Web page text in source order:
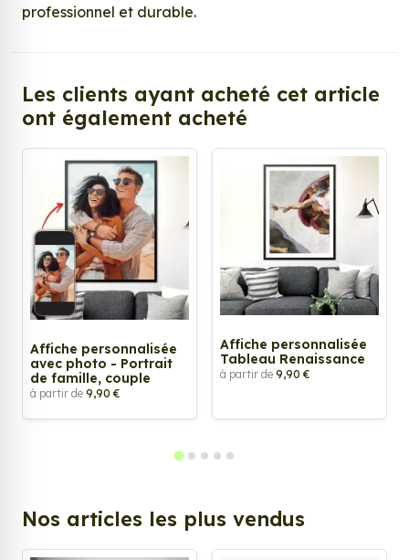
professionnel et durable.
Les clients ayant acheté cet article
ont également acheté
Affiche personnalisée
avec photo - Portrait
de famille, couple
à partir de 9,90 €
Affiche personnalisée
Tableau Renaissance
à partir de 9,90 €
Nos articles les plus vendus